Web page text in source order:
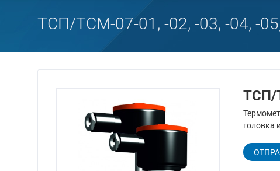
ТСП/ТСМ-07-01, -02, -03, -04, -
ТСП/
головка